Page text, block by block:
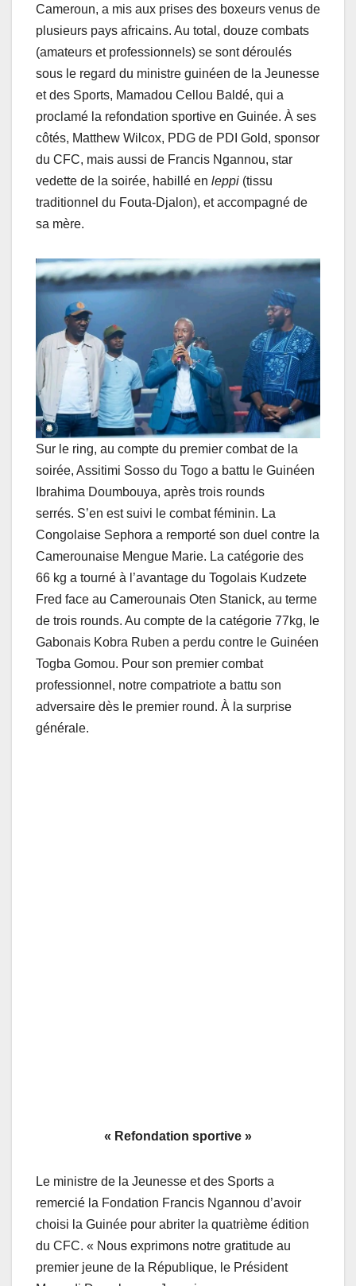
Cameroun, a mis aux prises des boxeurs venus de
plusieurs pays africains. Au total, douze combats
(amateurs et professionnels) se sont déroulés
sous le regard du ministre guinéen de la Jeunesse
et des Sports, Mamadou Cellou Baldé, qui a
proclamé la refondation sportive en Guinée. À ses
côtés, Matthew Wilcox, PDG de PDI Gold, sponsor
du CFC, mais aussi de Francis Ngannou, star
vedette de la soirée, habillé en leppi (tissu
traditionnel du Fouta-Djalon), et accompagné de
sa mère.
Sur le ring, au compte du premier combat de la
soirée, Assitimi Sosso du Togo a battu le Guinéen
Ibrahima Doumbouya, après trois rounds
serrés. S’en est suivi le combat féminin. La
Congolaise Sephora a remporté son duel contre la
Camerounaise Mengue Marie. La catégorie des
66 kg a tourné à l’avantage du Togolais Kudzete
Fred face au Camerounais Oten Stanick, au terme
de trois rounds. Au compte de la catégorie 77kg, le
Gabonais Kobra Ruben a perdu contre le Guinéen
Togba Gomou. Pour son premier combat
professionnel, notre compatriote a battu son
adversaire dès le premier round. À la surprise
générale.
« Refondation sportive »
Le ministre de la Jeunesse et des Sports a
remercié la Fondation Francis Ngannou d’avoir
choisi la Guinée pour abriter la quatrième édition
du CFC. « Nous exprimons notre gratitude au
premier jeune de la République, le Président